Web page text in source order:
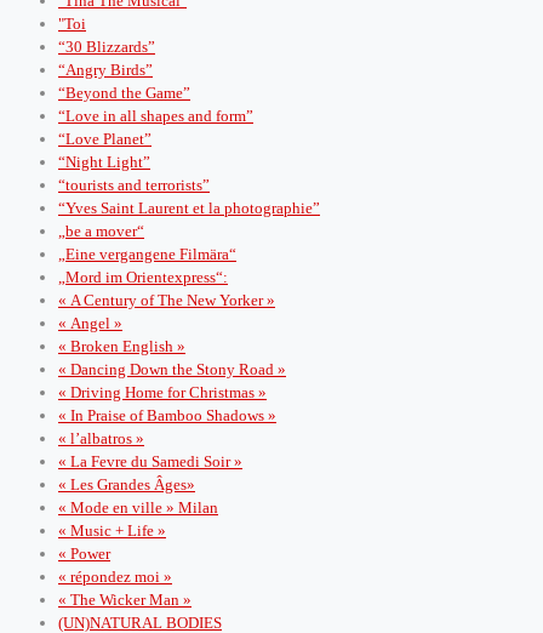
"Toi
“30 Blizzards”
“Angry Birds”
“Beyond the Game”
“Love in all shapes and form”
“Love Planet”
“Night Light”
“tourists and terrorists”
“Yves Saint Laurent et la photographie”
„be a mover“
„Eine vergangene Filmära“
„Mord im Orientexpress“:
« A Century of The New Yorker »
« Angel »
« Broken English »
« Dancing Down the Stony Road »
« Driving Home for Christmas »
« In Praise of Bamboo Shadows »
« l’albatros »
« La Fevre du Samedi Soir »
« Les Grandes Âges»
« Mode en ville » Milan
« Music + Life »
« Power
« répondez moi »
« The Wicker Man »
(UN)NATURAL BODIES